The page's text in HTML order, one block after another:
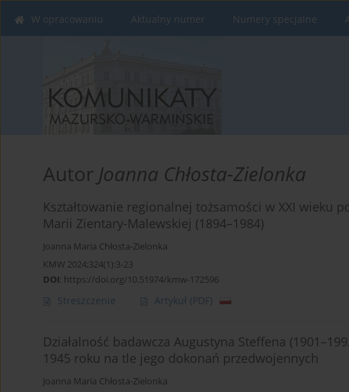
W opracowaniu Aktualny numer Numery specjalne
Autor Joanna Chłosta-Zielonka
Kształtowanie regionalnej tożsamości w XXI wieku
Marii Zientary-Malewskiej (1894–1984)
Joanna Maria Chłosta-Zielonka
KMW 2024;324(1):3-23
DOI: https://doi.org/10.51974/kmw-172596
Streszczenie Artykuł (PDF)
Działalność badawcza Augustyna Steffena
1945 roku na tle jego dokonań przedwojennych
Joanna Maria Chłosta-Zielonka